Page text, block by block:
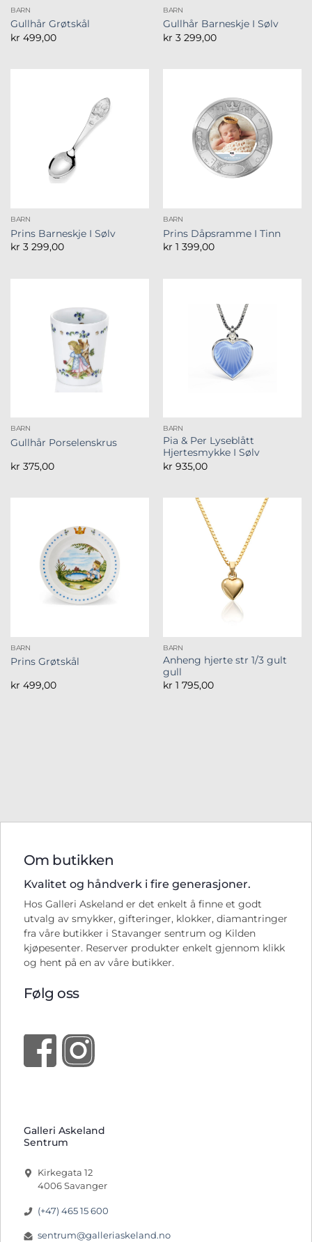
BARN
Gullhår Grøtskål
kr 499,00
BARN
Gullhår Barneskje I Sølv
kr 3 299,00
BARN
Prins Barneskje I Sølv
kr 3 299,00
BARN
Prins Dåpsramme I Tinn
kr 1 399,00
BARN
Gullhår Porselenskrus
kr 375,00
BARN
Pia & Per Lyseblått
Hjertesmykke I Sølv
kr 935,00
BARN
Prins Grøtskål
kr 499,00
BARN
Anheng hjerte str 1/3 gult
gull
kr 1 795,00
Om butikken
Kvalitet og håndverk i fire generasjoner.
Hos Galleri Askeland er det enkelt å finne et godt
utvalg av smykker, gifteringer, klokker, diamantringer
fra våre butikker i Stavanger sentrum og Kilden
kjøpesenter. Reserver produkter enkelt gjennom klikk
og hent på en av våre butikker.
Følg oss
Galleri Askeland
Sentrum
Kirkegata 12
4006 Savanger
(+47) 465 15 600
sentrum@galleriaskeland.no